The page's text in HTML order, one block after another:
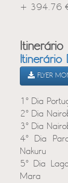
+ 394.76
Itinerário
Itinerário
FLYER
1º Dia
2º Dia
3º Dia
4º Dia
Nakuru
5º Dia
Mara